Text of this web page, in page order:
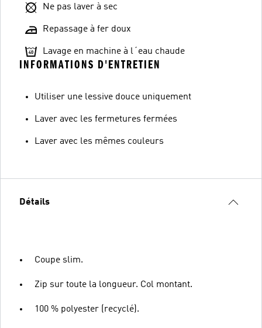
Ne pas laver à sec
Repassage à fer doux
Lavage en machine à l´eau chaude
INFORMATIONS D'ENTRETIEN
Utiliser une lessive douce uniquement
Laver avec les fermetures fermées
Laver avec les mêmes couleurs
Détails
Coupe slim.
Zip sur toute la longueur. Col montant.
100 % polyester (recyclé).